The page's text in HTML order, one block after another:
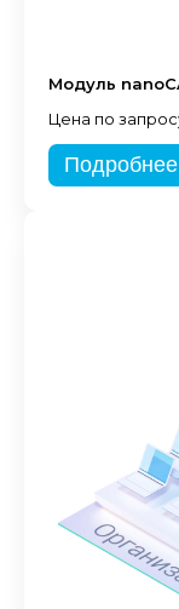
Модуль
Цена по
Подробнее